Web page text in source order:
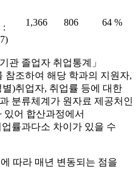
:
1,366 806 64 %
관 졸업자 취업통계」
참조하여 해당 학과의 지원자,
)취업자, 취업률 등에 대한
분류체계가 원자료 제공처인
있어 합산과정에서
률과다소 차이가 있을 수
따라 매년 변동되는 점을